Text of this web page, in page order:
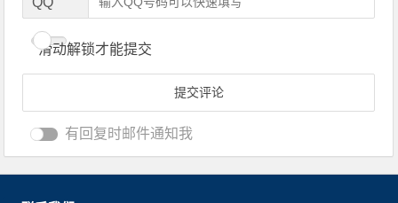
滑动解锁才能提交
有回复时邮件通知我